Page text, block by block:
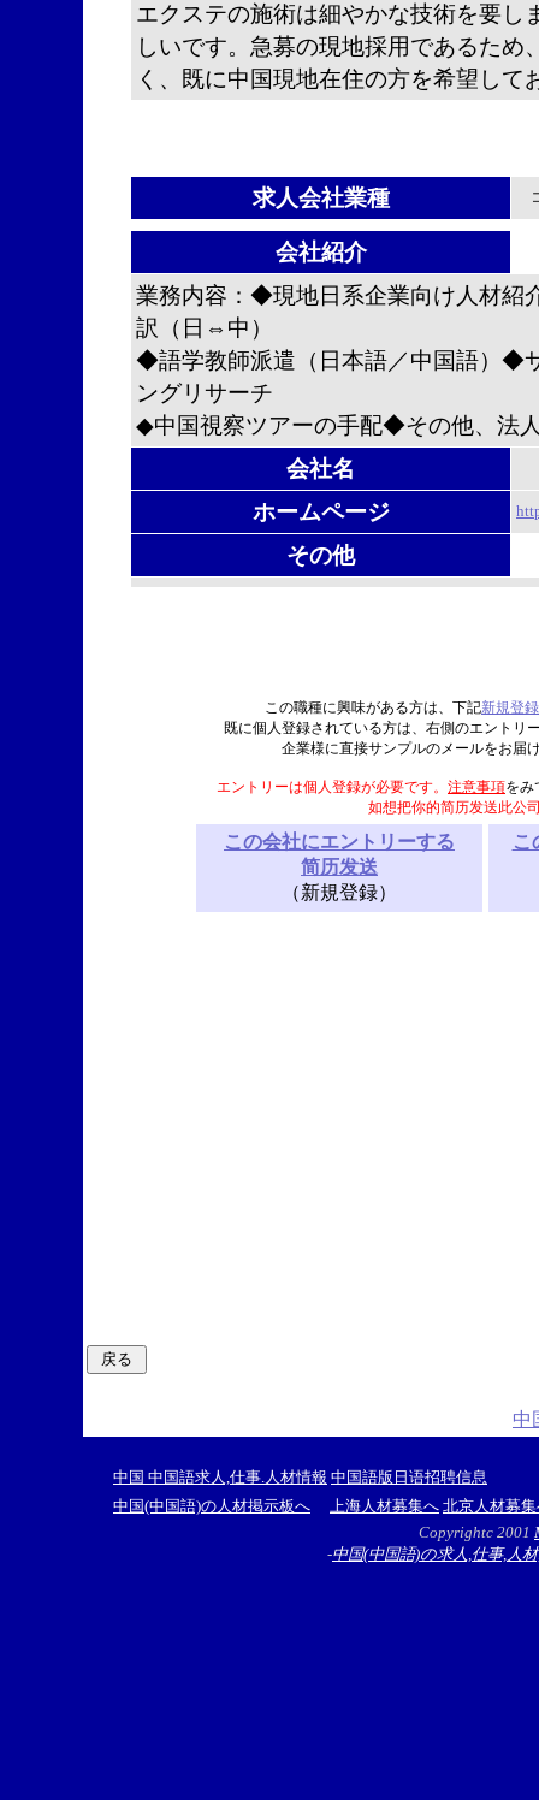
エクステの施術は細やかな技術を要し
しいです。急募の現地採用であるため
く、既に中国現地在住の方を希望して
求人会社業種
会社紹介
業務内容：◆現地日系企業向け人材紹
訳（日⇔中）
◆語学教師派遣（日本語／中国語）◆
ングリサーチ
◆中国視察ツアーの手配◆その他、法
会社名
ホームページ
その他
この職種に興味がある方は、下記新規登録
既に個人登録されている方は、右側のエントリ
企業様に直接サンプルのメールをお届
エントリーは個人登録が必要です。 注意事項をみ
如想把你的简历发送此公
この会社にエントリーする
简历发送
（新規登録）
こ
中
中国 中国語求人,仕事.人材情報 中国語版日语招聘信息
中国(中国語)の人材掲示板へ
上海人材募集へ 北京人材募
Copyrightc 2001
-中国(中国語)の求人,仕事,人